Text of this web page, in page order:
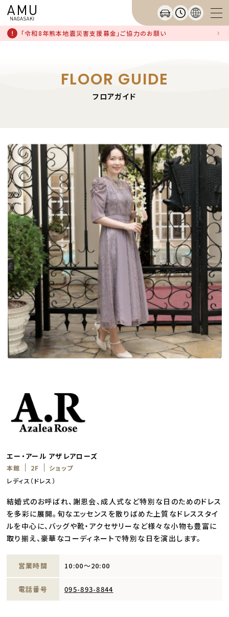
「令和8年熊本地震災害支援募金」ご協力のお願い
FLOOR GUIDE
フロアガイド
エー・アール アザレアローズ
本館 2F
ショップ
レディス（ドレス）
結婚式のお呼ばれ、謝恩会、成人式など特別な日のためのドレス
を多彩に展開。旬なエッセンスを散りばめた上質なドレススタイ
ルを中心に、バッグや靴・アクセサリーなど様々な小物も豊富に
取り揃え、豪華なコーディネートで特別な日を演出します。
営業時間 10:00～20:00
電話番号 095-893-8844